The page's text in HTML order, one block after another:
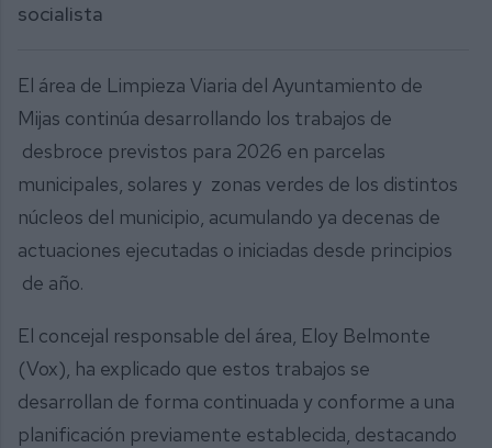
socialista
El área de Limpieza Viaria del Ayuntamiento de
Mijas continúa desarrollando los trabajos de
desbroce previstos para 2026 en parcelas
municipales, solares y zonas verdes de los distintos
núcleos del municipio, acumulando ya decenas de
actuaciones ejecutadas o iniciadas desde principios
de año.
El concejal responsable del área, Eloy Belmonte
(Vox), ha explicado que estos trabajos se
desarrollan de forma continuada y conforme a una
planificación previamente establecida, destacando